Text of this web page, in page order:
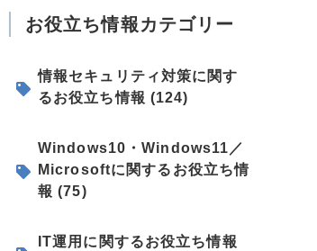
お役立ち情報カテゴリー
情報セキュリティ対策に関す
るお役立ち情報 (124)
Windows10・Windows11／
Microsoftに関するお役立ち情
報 (75)
IT運用に関するお役立ち情報